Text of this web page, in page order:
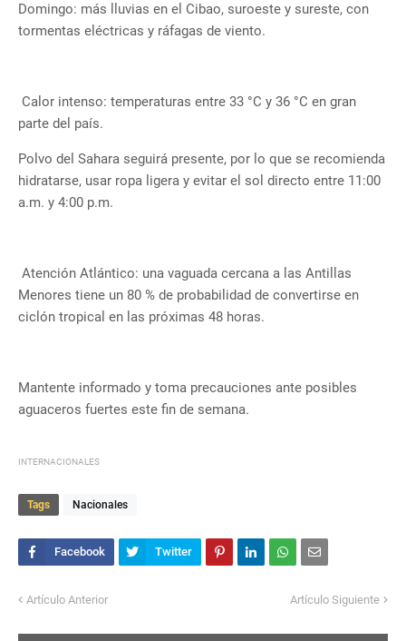
Domingo: más lluvias en el Cibao, suroeste y sureste, con
tormentas eléctricas y ráfagas de viento.
Calor intenso: temperaturas entre 33 °C y 36 °C en gran
parte del país.
Polvo del Sahara seguirá presente, por lo que se recomienda
hidratarse, usar ropa ligera y evitar el sol directo entre 11:00
a.m. y 4:00 p.m.
Atención Atlántico: una vaguada cercana a las Antillas
Menores tiene un 80 % de probabilidad de convertirse en
ciclón tropical en las próximas 48 horas.
Mantente informado y toma precauciones ante posibles
aguaceros fuertes este fin de semana.
INTERNACIONALES
Tags Nacionales
Artículo Anterior Artículo Siguiente